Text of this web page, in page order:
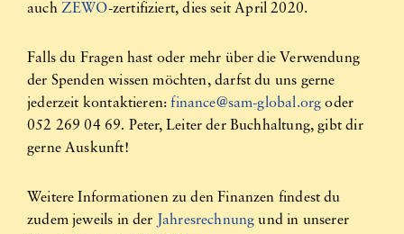
auch ZEWO-zertifiziert, dies seit April 2020.
Falls du Fragen hast oder mehr über die Verwendung
der Spenden wissen möchten, darfst du uns gerne
jederzeit kontaktieren:finance@sam-global.org oder
052 269 04 69​​. Peter, Leiter der Buchhaltung, gibt dir
gerne Auskunft!
Weitere Informationen zu den Finanzen findest du
zudem jeweils in der
Jahresrechnung und in unserer